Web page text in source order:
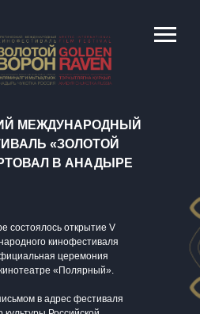
МЕЖДУНАРОДНЫЙ
«ЗОЛОТОЙ
В АНАДЫРЕ
состоялось открытие V
кинофестиваля
церемония
«Полярный».
в адрес фестиваля